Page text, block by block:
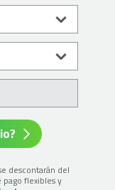
descontarán del
flexibles y